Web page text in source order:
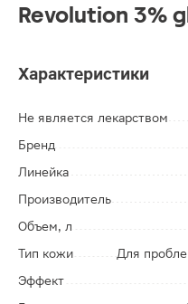
Revolution 3%
Характеристики
Не является лекарством
Бренд
Линейка
Производитель
Объем, л
Тип кожи
Для
Эффект